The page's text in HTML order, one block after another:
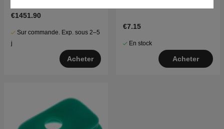
€1451.90
Sur commande. Exp. sous 2–5
j
Acheter
€7.15
En stock
Acheter